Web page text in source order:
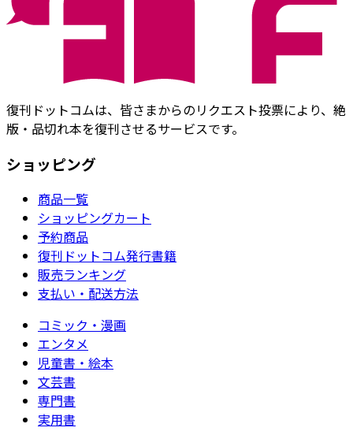
復刊ドットコムは、皆さまからのリクエスト投票により、絶
版・品切れ本を復刊させるサービスです。
ショッピング
商品一覧
ショッピングカート
予約商品
復刊ドットコム発行書籍
販売ランキング
支払い・配送方法
コミック・漫画
エンタメ
児童書・絵本
文芸書
専門書
実用書